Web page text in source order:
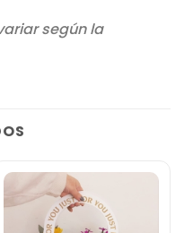
según la